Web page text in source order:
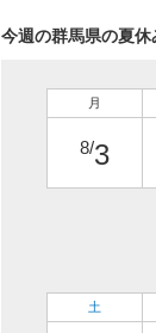
今週の群馬県の夏
月
8/3
土